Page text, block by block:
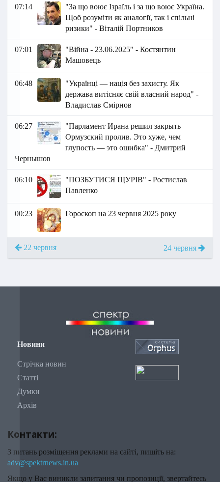
07:14
"За що воює Ізраїль і за що воює Україна.
Щоб розуміти як аналогії, так і спільні
ризики" - Віталій Портников
07:01
"Війна - 23.06.2025" - Костянтин
Машовець
06:48
"Українці — нація без захисту. Як
держава витісняє свій власний народ" -
Владислав Смірнов
06:27
"Парламент Ирана решил закрыть
Ормузский пролив. Это хуже, чем
глупость — это ошибка" - Дмитрий
Чернышов
06:10
"ПОЗБУТИСЯ ЩУРІВ" - Ростислав
Павленко
00:23 Гороскоп на 23 червня 2025 року
22 червня 24 червня
Новини
Стрічка новин
Статті
Думки
Архів
Контакти:
З питань розміщення реклами на сайті, пишіть на:
adv@spektrnews.in.ua
Якщо у Вас виникли запитання чи пропозиції, звертайтесь